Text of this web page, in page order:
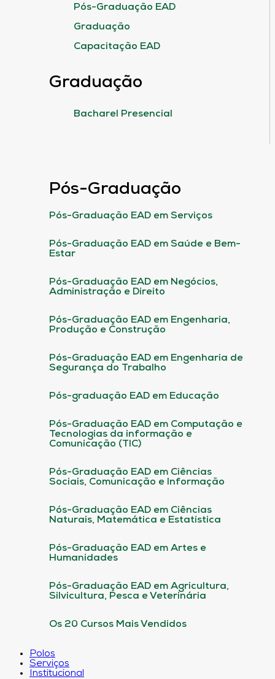
Pós-Graduação EAD
Graduação
Capacitação EAD
Graduação
Bacharel Presencial
Pós-Graduação
Pós-Graduação EAD em Serviços
Pós-Graduação EAD em Saúde e Bem-
Estar
Pós-Graduação EAD em Negócios,
Administração e Direito
Pós-Graduação EAD em Engenharia,
Produção e Construção
Pós-Graduação EAD em Engenharia de
Segurança do Trabalho
Pós-graduação EAD em Educação
Pós-Graduação EAD em Computação e
Tecnologias da informação e
Comunicação (TIC)
Pós-Graduação EAD em Ciências
Sociais, Comunicação e Informação
Pós-Graduação EAD em Ciências
Naturais, Matemática e Estatística
Pós-Graduação EAD em Artes e
Humanidades
Pós-Graduação EAD em Agricultura,
Silvicultura, Pesca e Veterinária
Os 20 Cursos Mais Vendidos
Polos
Serviços
Institucional